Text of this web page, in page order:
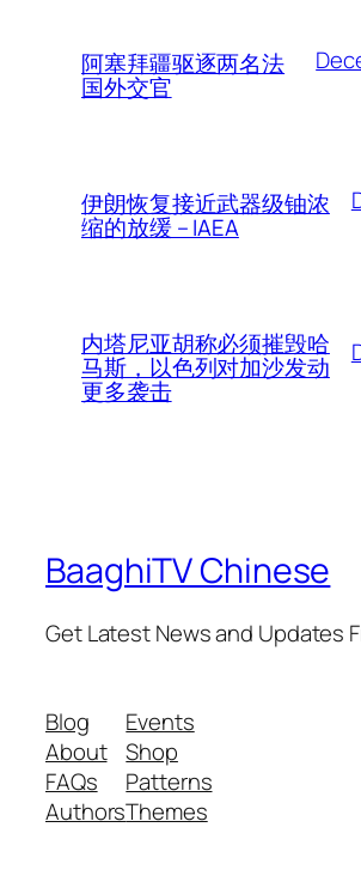
阿塞拜疆驱逐两名法
国外交官
伊朗恢复接近武器级铀浓
缩的放缓 – IAEA
内塔尼亚胡称必须摧毁哈
马斯，以色列对加沙发动
更多袭击
BaaghiTV Chinese
Get Latest News and Updates
Blog
About
FAQs
Authors
Events
Shop
Patterns
Themes